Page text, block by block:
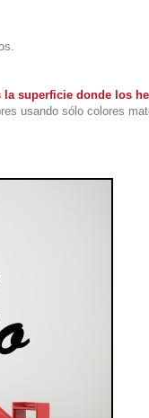
superficie donde los
usando sólo colores